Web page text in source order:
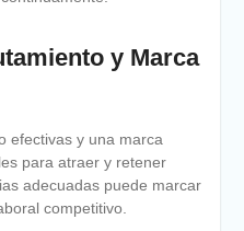
y Marca
efectivas y una marca
para atraer y retener
adecuadas puede marcar
competitivo.